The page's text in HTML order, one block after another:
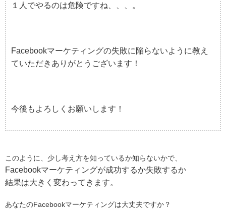
１人でやるのは危険ですね、、、。
Facebookマーケティングの失敗に陥らないように教え
ていただきありがとうございます！
今後もよろしくお願いします！
このように、少し考え方を知っているか知らないかで、
Facebookマーケティングが成功するか失敗するか
結果は大きく変わってきます。
あなたのFacebookマーケティングは大丈夫ですか？